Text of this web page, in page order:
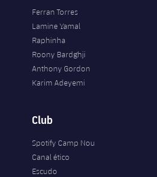
Ferran Torres
Lamine Yamal
Raphinha
Roony Bardghji
Anthony Gordon
Karim Adeyemi
Club
Spotify Camp Nou
Canal ético
Escudo